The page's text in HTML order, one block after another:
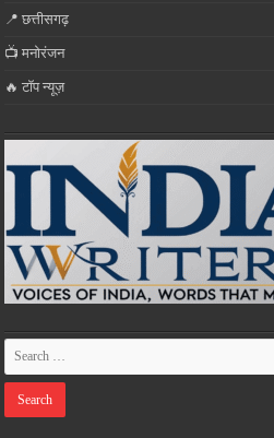
📍 छत्तीसगढ़
📺 मनोरंजन
🔥 टॉप न्यूज़